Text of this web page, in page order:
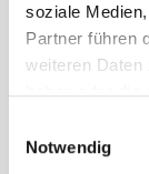
soziale
Partner führen
weiteren Daten
Notwendig
Zu diesem